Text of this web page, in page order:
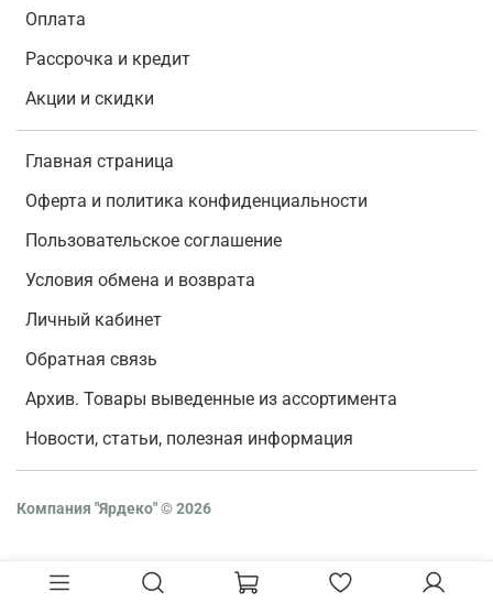
Оплата
Рассрочка и кредит
Акции и скидки
Главная страница
Оферта и политика конфиденциальности
Пользовательское соглашение
Условия обмена и возврата
Личный кабинет
Обратная связь
Архив. Товары выведенные из ассортимента
Новости, статьи, полезная информация
Компания "Ярдеко"©2026